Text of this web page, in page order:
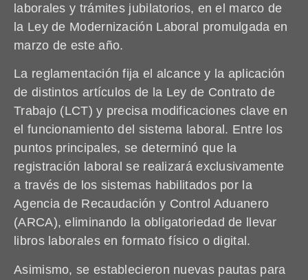
laborales y trámites jubilatorios, en el marco de
la Ley de Modernización Laboral promulgada en
marzo de este año.
La reglamentación fija el alcance y la aplicación
de distintos artículos de la Ley de Contrato de
Trabajo (LCT) y precisa modificaciones clave en
el funcionamiento del sistema laboral. Entre los
puntos principales, se determinó que la
registración laboral se realizará exclusivamente
a través de los sistemas habilitados por la
Agencia de Recaudación y Control Aduanero
(ARCA), eliminando la obligatoriedad de llevar
libros laborales en formato físico o digital.
Asimismo, se establecieron nuevas pautas para